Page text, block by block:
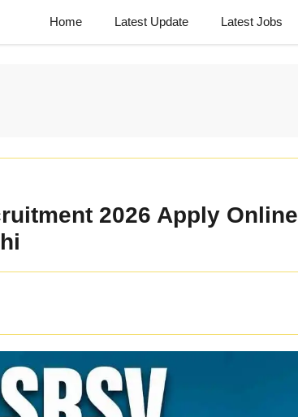
Home Latest Update Latest Jobs
2026 Apply Online